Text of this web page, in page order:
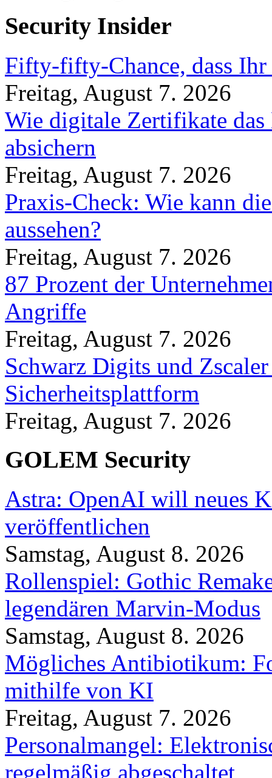
Security Insider
Fifty-fifty-Chance, dass
Freitag, August 7. 2026
Wie digitale Zertifikate
absichern
Freitag, August 7. 2026
Praxis-Check: Wie kann
aussehen?
Freitag, August 7. 2026
87 Prozent der
Angriffe
Freitag, August 7. 2026
Schwarz Digits und
Sicherheitsplattform
Freitag, August 7. 2026
GOLEM Security
Astra: OpenAI will neues
veröffentlichen
Samstag, August 8. 2026
Rollenspiel: Gothic
legendären Marvin-Modus
Samstag, August 8. 2026
Mögliches Antibiotikum:
mithilfe von KI
Freitag, August 7. 2026
Personalmangel:
regelmäßig abgeschaltet